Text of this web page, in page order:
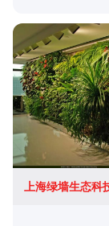
上海绿墙生态科